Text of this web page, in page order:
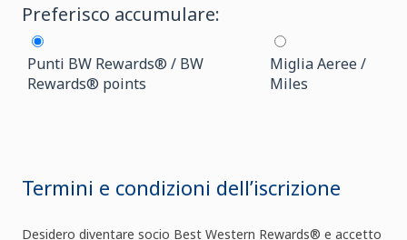
Preferisco accumulare:
Punti BW Rewards® / BW
Rewards® points
Miglia Aeree /
Miles
Termini e condizioni dell’iscrizione
Desidero diventare socio Best Western Rewards® e accetto